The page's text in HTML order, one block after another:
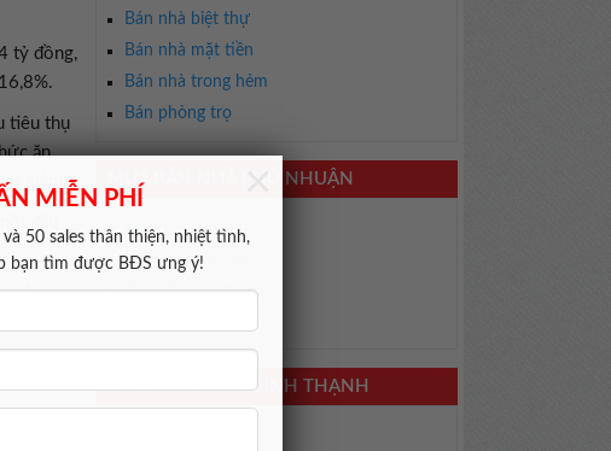
MIỄN PHÍ
50 sales thân thiện, nhiệt tình,
bạn tìm được BĐS ưng ý!
tỷ đồng,
tiêu thụ
ăn
giảm.
đầu
Bán nhà biệt thự
Bán nhà mặt tiền
Bán nhà trong hẻm
Bán phòng trọ
MUA BÁN NHÀ PHÚ NHUẬN
Bán nhà biệt thự
Bán nhà mặt tiền
Bán nhà trong hẻm
CHO THUÊ NHÀ BÌNH THẠNH